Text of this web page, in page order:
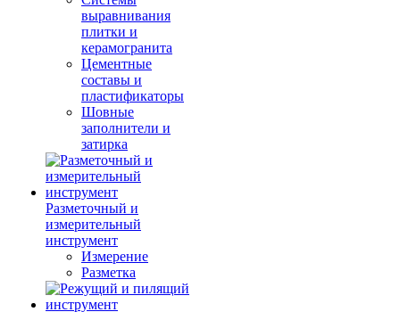
выравнивания
плитки и
керамогранита
Цементные
составы и
пластификаторы
Шовные
заполнители и
затирка
Разметочный и
измерительный
инструмент
Измерение
Разметка